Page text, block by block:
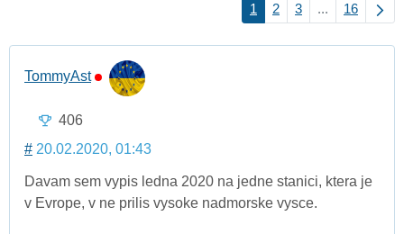
1 2 3 ... 16
TommyAst
406
# 20.02.2020, 01:43
Davam sem vypis ledna 2020 na jedne stanici, ktera je
v Evrope, v ne prilis vysoke nadmorske vysce.